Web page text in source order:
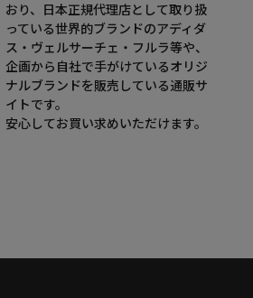
おり、日本正規代理店として取り扱
っている世界的ブランドのアディダ
ス・ヴェルサーチェ・フルラ等や、
企画から自社で手がけているオリジ
ナルブランドを販売している通販サ
イトです。
安心してお買い求めいただけます。